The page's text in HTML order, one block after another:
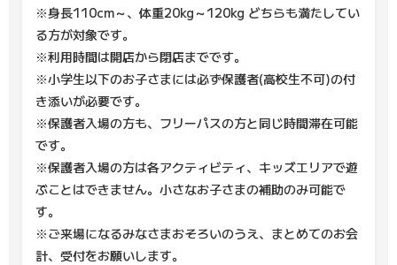
※身長110cm～、体重20kg～120kg どちらも満たしてい
る方が対象です。
※利用時間は開店から閉店までです。
※小学生以下のお子さまには必ず保護者(高校生不可)の付
き添いが必要です。
※保護者入場の方も、フリーパスの方と同じ時間滞在可能
です。
※保護者入場の方は各アクティビティ、キッズエリアで遊
ぶことはできません。小さなお子さまの補助のみ可能で
す。
※ご来場になるみなさまおそろいのうえ、まとめてのお会
計、受付をお願いします。